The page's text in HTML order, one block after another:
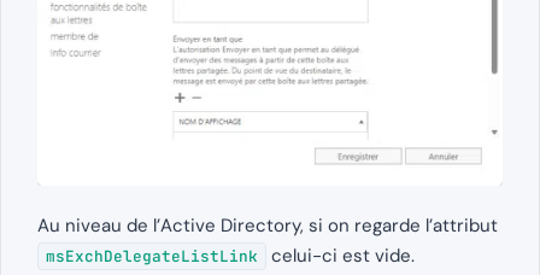
Au niveau de l’Active Directory, si on regarde l’attribut
msExchDelegateListLink celui-ci est vide.